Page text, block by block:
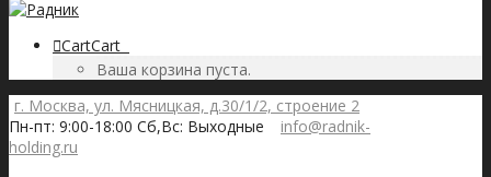
CartCart
Ваша корзина пуста.
г. Москва, ул. Мясницкая, д.30/1/2, строение 2
Пн-пт: 9:00-18:00 Сб,Вс: Выходные
info@radnik-
holding.ru